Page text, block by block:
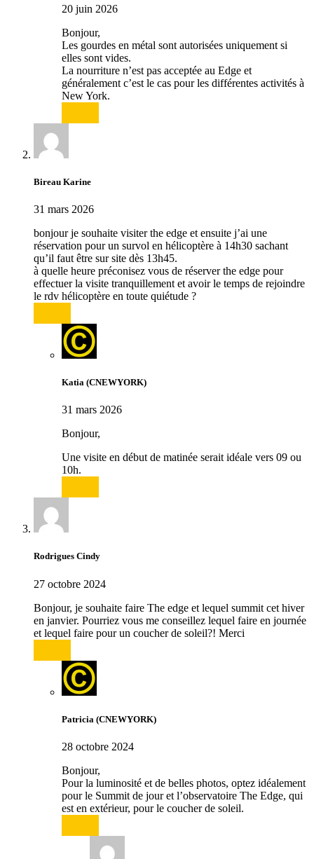
20 juin 2026
Bonjour,
Les gourdes en métal sont autorisées uniquement si
elles sont vides.
La nourriture n’est pas acceptée au Edge et
généralement c’est le cas pour les différentes activités à
New York.
Bireau Karine
31 mars 2026
bonjour je souhaite visiter the edge et ensuite j’ai une
réservation pour un survol en hélicoptère à 14h30 sachant
qu’il faut être sur site dès 13h45.
à quelle heure préconisez vous de réserver the edge pour
effectuer la visite tranquillement et avoir le temps de rejoindre
le rdv hélicoptère en toute quiétude ?
Katia (CNEWYORK)
31 mars 2026
Bonjour,
Une visite en début de matinée serait idéale vers 09 ou
10h.
Rodrigues Cindy
27 octobre 2024
Bonjour, je souhaite faire The edge et lequel summit cet hiver
en janvier. Pourriez vous me conseillez lequel faire en journée
et lequel faire pour un coucher de soleil?! Merci
Patricia (CNEWYORK)
28 octobre 2024
Bonjour,
Pour la luminosité et de belles photos, optez idéalement
pour le Summit de jour et l’observatoire The Edge, qui
est en extérieur, pour le coucher de soleil.